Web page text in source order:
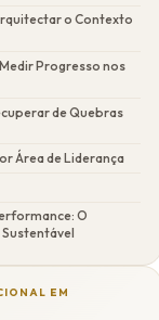
o Contexto
Progresso nos
de Quebras
Área de Liderança
O
Sustentável
EM